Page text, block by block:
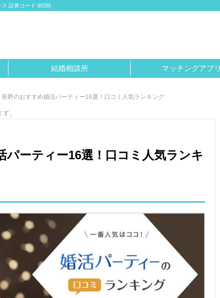
証券コード 6038]
結婚相談所 マッチングアプリ
長野のおすすめ婚活パーティー16選！口コミ人気ランキング
。
パーティー16選！口コミ人気ランキ